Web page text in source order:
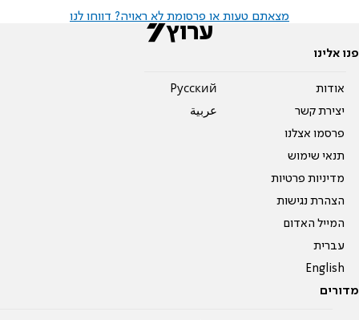
מצאתם טעות או פרסומת לא ראויה? דווחו לנו
פנו אלינו
אודות
יצירת קשר
פרסמו אצלנו
תנאי שימוש
מדיניות פרטיות
הצהרת נגישות
המייל האדום
עברית
English
Pусский
عربية
מדורים